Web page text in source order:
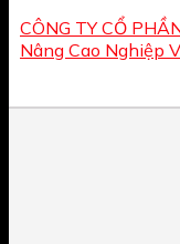
CÔNG TY CỔ
Nâng Cao Nghiệp